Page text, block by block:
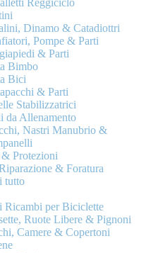
Reggiciclo
Dinamo & Catadiottri
Pompe & Parti
& Parti
Bimbo
Bici
& Parti
Stabilizzatrici
da Allenamento
Nastri Manubrio &
Protezioni
& Foratura
tutto
Ricambi per Biciclette
Ruote Libere & Pignoni
Camere & Copertoni